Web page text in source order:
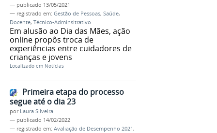
— publicado 13/05/2021
— registrado em: Gestão de Pessoas, Saúde,
Docente, Técnico-Adminsitrativo
Em alusão ao Dia das Mães, ação
online propôs troca de
experiências entre cuidadores de
crianças e jovens
Localizado em Notícias
Primeira etapa do processo
segue até o dia 23
por Laura Silveira
— publicado 14/02/2022
— registrado em: Avaliação de Desempenho 2021,